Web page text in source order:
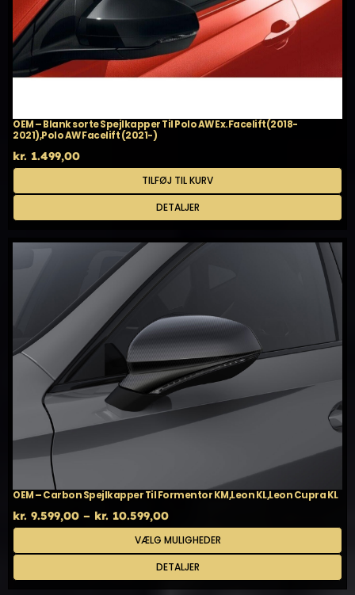
OEM – Blank sorte Spejlkapper Til Polo AW Ex.Facelift(2018-
2021),Polo AW Facelift (2021-)
kr. 1.499,00
TILFØJ TIL KURV
DETALJER
OEM – Carbon Spejlkapper Til Formentor KM,Leon KL,Leon Cupra KL
kr. 9.599,00 – kr. 10.599,00Prisinterval:
kr. 9.599,00
til
kr. 10.599,00
VÆLG MULIGHEDER
Dette
vare
flere
DETALJER